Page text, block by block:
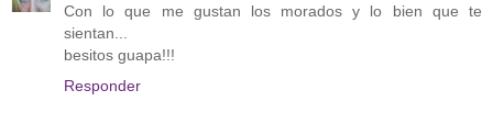
Con lo que me gustan los morados y lo bien que te
sientan...
besitos guapa!!!
Responder